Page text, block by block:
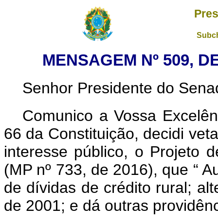
MENSAGEM Nº 509,
Senhor Presidente do
Comunico a Vossa
66 da Constituição, decidi
interesse público, o Projeto
(MP nº 733, de 2016), que “
de dívidas de crédito rural;
de 2001; e dá outras